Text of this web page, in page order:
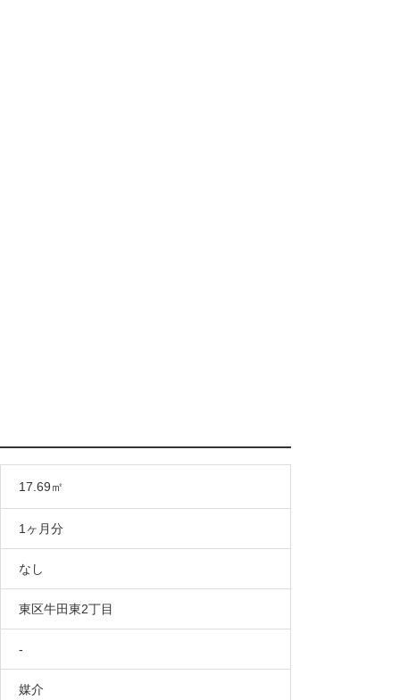
17.69㎡
1ヶ月分
なし
東区牛田東2丁目
-
媒介